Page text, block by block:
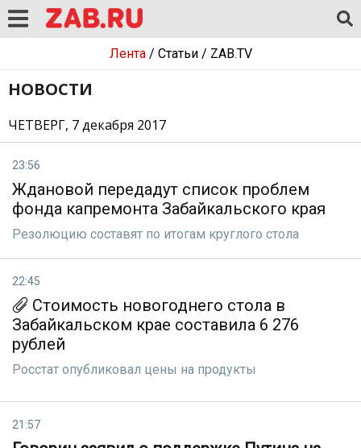
Лента/ Статьи/ ZAB.TV
НОВОСТИ
ЧЕТВЕРГ, 7 декабря 2017
23:56
Ждановой передадут список проблем
фонда капремонта Забайкальского края
Резолюцию составят по итогам круглого стола
22:45
Стоимость новогоднего стола в
Забайкальском крае составила 6 276
рублей
Росстат опубликовал цены на продукты
21:57